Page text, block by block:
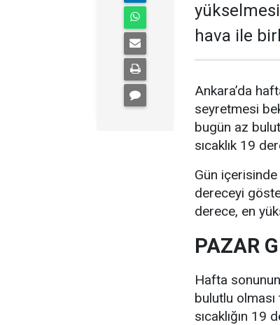
hava ile
Ankara’da
seyretmesi
bugün az
sıcaklık 19
Gün
dereceyi
derece, en
PAZAR
Hafta
bulutlu
sıcaklığın